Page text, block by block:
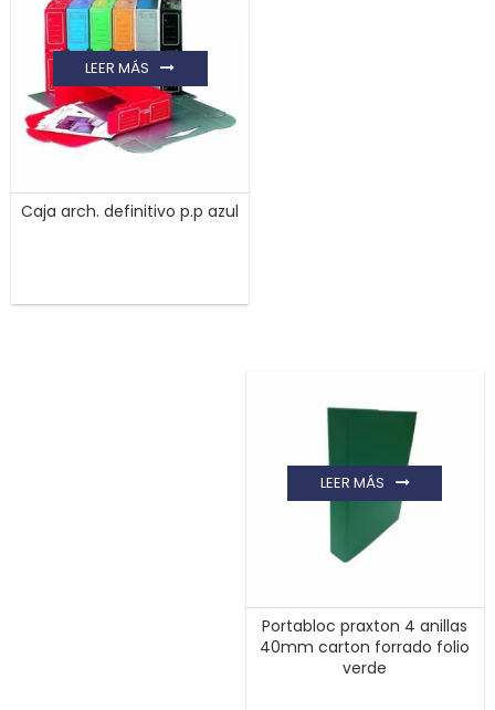
Caja arch. definitivo p.p azul
LEER MÁS
Portabloc praxton 4 anillas
40mm carton forrado folio
verde
LEER MÁS